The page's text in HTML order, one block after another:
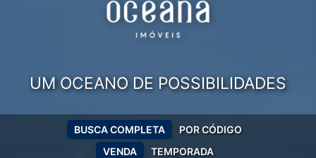
UM OCEANO DE POSSIBILIDADES
VENDA TEMPORADA
BUSCA COMPLETA POR CÓDIGO